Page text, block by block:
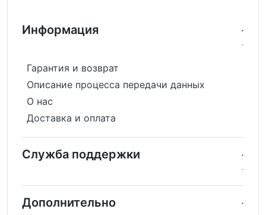
Информация
Гарантия и возврат
Описание процесса передачи данных
О нас
Доставка и оплата
Служба поддержки
Дополнительно